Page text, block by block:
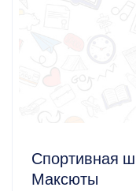
Спортивная
Максюты